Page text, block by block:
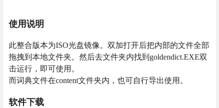
使用说明
此整合版本为ISO光盘镜像。双加打开后把内部的文件全部
拖拽到本地文件夹。然后去文件夹内找到goldendict.EXE双
击运行，即可使用。
而词典文件在content文件夹内，也可自行导出使用。
软件下载